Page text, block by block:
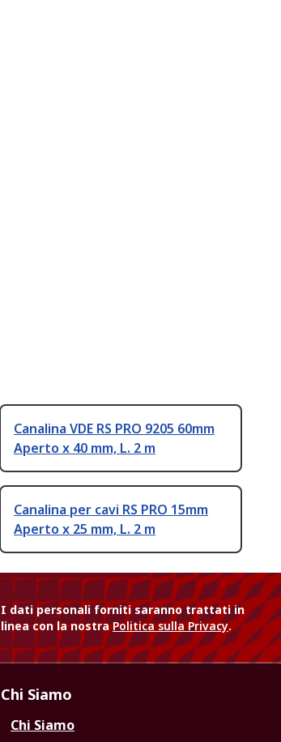
Canalina VDE RS PRO 9205 60mm
Aperto x 40 mm, L. 2 m
Canalina per cavi RS PRO 15mm
Aperto x 25 mm, L. 2 m
I dati personali forniti saranno trattati in
linea con la nostraPolitica sulla Privacy.
Chi Siamo
Chi Siamo